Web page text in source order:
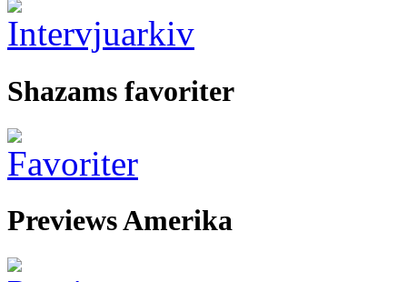
Shazams favoriter
Previews Amerika